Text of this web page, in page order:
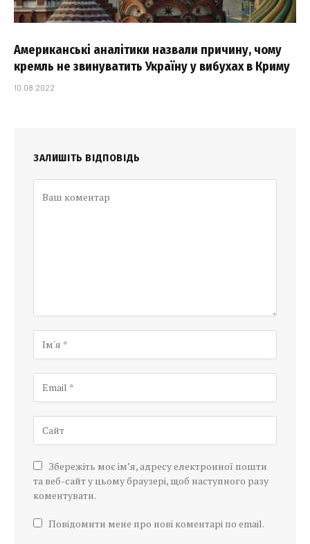
Американські аналітики назвали причину, чому
кремль не звинуватить Україну у вибухах в Криму
10.08.2022
ЗАЛИШІТЬ ВІДПОВІДЬ
Збережіть моє ім’я, адресу електронної пошти
та веб-сайт у цьому браузері, щоб наступного разу
коментувати.
Повідомити мене про нові коментарі по email.